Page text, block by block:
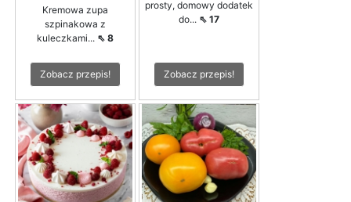
Kremowa zupa
szpinakowa z
kuleczkami... ⇖ 8
Zobacz przepis!
prosty, domowy dodatek
do... ⇖ 17
Zobacz przepis!